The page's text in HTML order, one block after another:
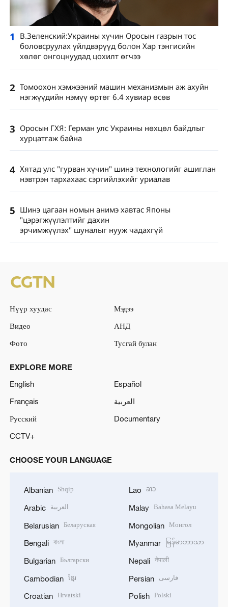
1
В.Зеленский:Украины хүчин Оросын газрын тос
боловсруулах үйлдвэрүүд болон Хар тэнгисийн
хөлөг онгоцнуудад цохилт өгчээ
2 Томоохон хэмжээний машин механизмын аж ахуйн
нэгжүүдийн нэмүү өртөг 6.4 хувиар өсөв
3 Оросын ГХЯ: Герман улс Украины нөхцөл байдлыг
хурцатгаж байна
4 Хятад улс "гурван хүчин" шинэ технологийг ашиглан
нэвтрэн тархахаас сэргийлэхийг уриалав
5 Шинэ цагаан номын анимэ хавтас Японы
"цэрэгжүүлэлтийг дахин
эрчимжүүлэх" шуналыг нууж чадахгүй
Нүүр хуудас
Мэдээ
Видео
АНД
Фото
Тусгай булан
EXPLORE MORE
English
Español
Français
العربية
Русский
Documentary
CCTV+
CHOOSE YOUR LANGUAGE
Albanian Shqip
Arabic العربية
Belarusian Беларуская
Bengali বাংলা
Bulgarian Български
Cambodian ខ្មែរ
Croatian Hrvatski
Lao ລາວ
Malay Bahasa Melayu
Mongolian Монгол
Myanmar မြန်မာဘာသာ
Nepali नेपाली
Persian فارسی
Polish Polski